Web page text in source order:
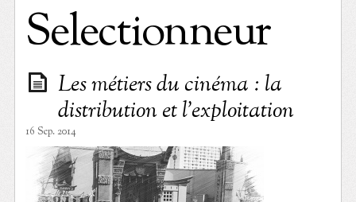
Selectionneur
Les métiers du cinéma : la
distribution et l’exploitation
16 Sep. 2014